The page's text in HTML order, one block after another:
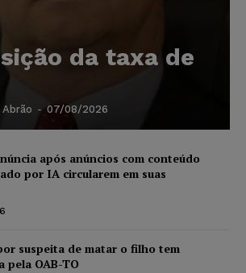
da taxa de
- 07/08/2026
após anúncios com conteúdo
por IA circularem em suas
suspeita de matar o filho tem
pela OAB-TO